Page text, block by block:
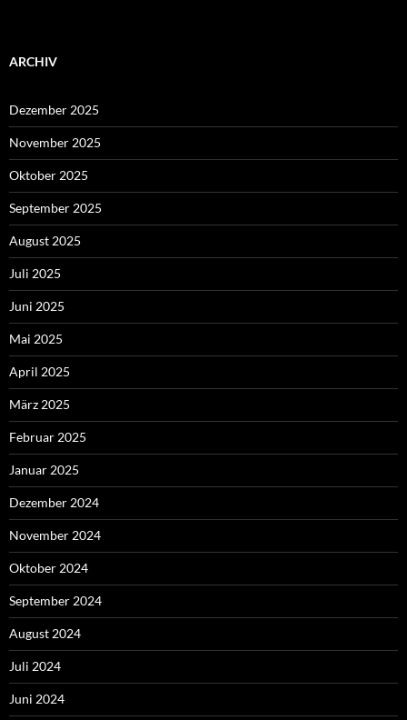
ARCHIV
Dezember 2025
November 2025
Oktober 2025
September 2025
August 2025
Juli 2025
Juni 2025
Mai 2025
April 2025
März 2025
Februar 2025
Januar 2025
Dezember 2024
November 2024
Oktober 2024
September 2024
August 2024
Juli 2024
Juni 2024